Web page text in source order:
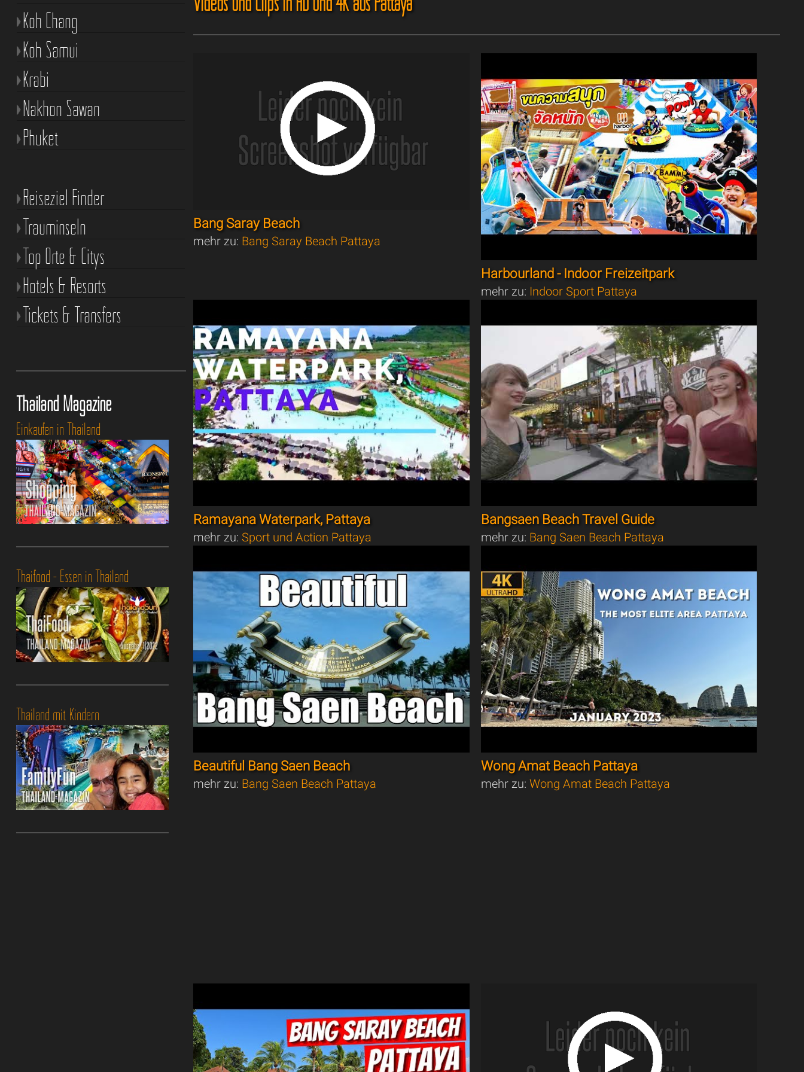
Bang Saray Beach
mehr zu: Bang Saray Beach Pattaya
Harbourland - Indoor Freizeitpark
mehr zu: Indoor Sport Pattaya
Ramayana Waterpark, Pattaya
mehr zu: Sport und Action Pattaya
Bangsaen Beach Travel Guide
mehr zu: Bang Saen Beach Pattaya
Beautiful Bang Saen Beach
mehr zu: Bang Saen Beach Pattaya
Wong Amat Beach Pattaya
mehr zu:Wong Amat Beach Pattaya
Koh Chang
Koh Samui
Krabi
Nakhon Sawan
Phuket
Reiseziel Finder
Trauminseln
Top Orte & Citys
Hotels & Resorts
Tickets & Transfers
Thailand Magazine
Einkaufen in Thailand
Thaifood - Essen in Thailand
Thailand mit Kindern